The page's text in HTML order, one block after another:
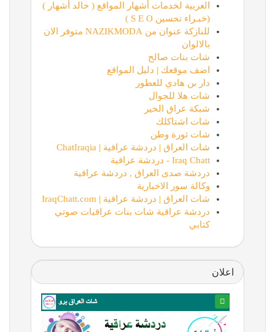
العربية لخدمات أشهار المواقع ( خالد أشهار )
(خبـراء تحسين S E O )
للنازكة عنوان من NAZIKMODA متوفر الان
بالالوان
شات بنات صالح
اضف موقعك | دليل المواقع
دار بن هادي للعطور
شات هلا للجوال
شبكة عراق الخير
شات اشتاكلك
شات ثورة وطن
شات العراق | دردشة عراقية | ChatIraqia
Iraq Chatt - دردشة عراقية
دردشة صدى العراق , دردشة عراقية
وكالة سور الاخبارية
شات العراق | دردشة عراقية | IraqChatt.com
دردشة عراقية شات بنات عراقيات صوتي
كتابي
اعلان